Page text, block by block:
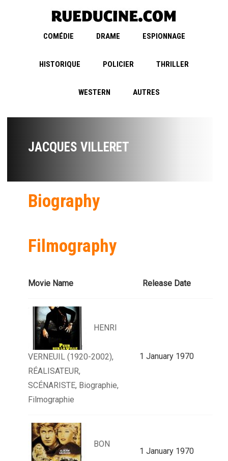
COMÉDIE DRAME ESPIONNAGE
HISTORIQUE POLICIER THRILLER
WESTERN AUTRES
JACQUES VILLERET
Biography
Filmography
Movie Name Release Date
HENRI
VERNEUIL (1920-2002),
RÉALISATEUR,
SCÉNARISTE, Biographie,
Filmographie
1 January 1970
BON
1 January 1970